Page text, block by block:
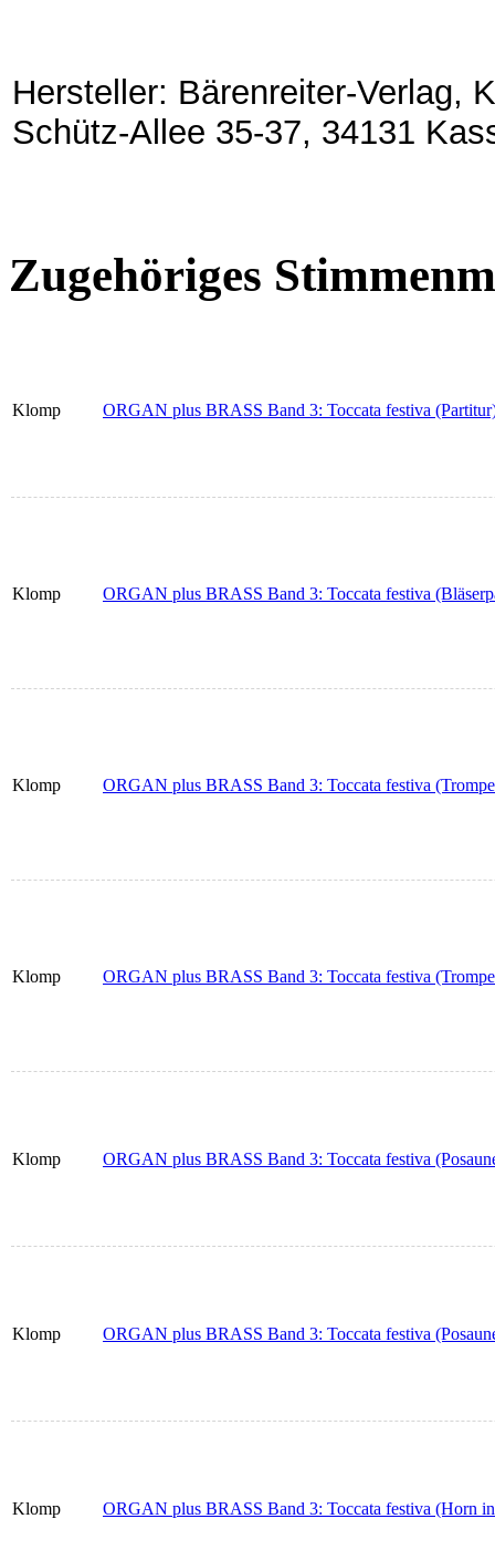
Hersteller: Bärenreiter-Verlag,
Schütz-Allee 35-37, 34131
Zugehöriges
Klomp ORGAN plus BRASS Band 3: Toccata festiva
Klomp ORGAN plus BRASS Band 3: Toccata festiva
Klomp ORGAN plus BRASS Band 3: Toccata festiva
Klomp ORGAN plus BRASS Band 3: Toccata festiva
Klomp ORGAN plus BRASS Band 3: Toccata festiva
Klomp ORGAN plus BRASS Band 3: Toccata festiva
Klomp ORGAN plus BRASS Band 3: Toccata festiva (Horn